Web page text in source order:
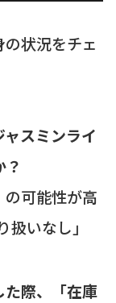
状況をチェ
スミンライ
可能性が高
いなし」
た際、「在庫